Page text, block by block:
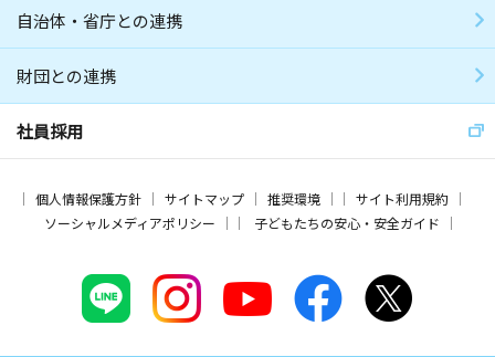
自治体・省庁との連携
財団との連携
社員採用
個人情報保護方針 サイトマップ 推奨環境
サイト利用規約
ソーシャルメディアポリシー
子どもたちの安心・安全ガイド